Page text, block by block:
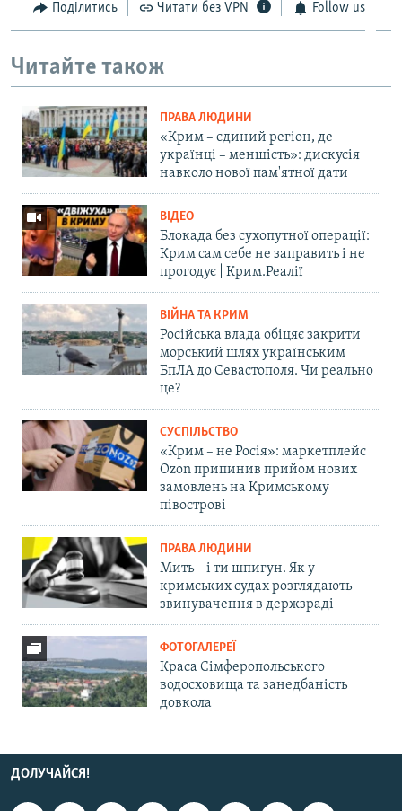
Поділитись Читати без VPN Follow us
Читайте також
ПРАВА ЛЮДИНИ
«Крим – єдиний регіон, де
українці – меншість»: дискусія
навколо нової пам'ятної дати
ВІДЕО
Блокада без сухопутної операції:
Крим сам себе не заправить і не
прогодує | Крим.Реалії
ВІЙНА ТА КРИМ
Російська влада обіцяє закрити
морський шлях українським
БпЛА до Севастополя. Чи реально
це?
СУСПІЛЬСТВО
«Крим – не Росія»: маркетплейс
Ozon припинив прийом нових
замовлень на Кримському
півострові
ПРАВА ЛЮДИНИ
Мить – і ти шпигун. Як у
кримських судах розглядають
звинувачення в держзраді
ФОТОГАЛЕРЕЇ
Краса Сімферопольського
водосховища та занедбаність
довкола
ДОЛУЧАЙСЯ!